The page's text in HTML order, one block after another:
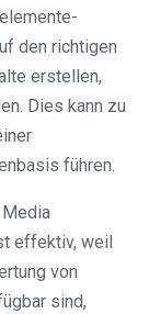
den richtigen
erstellen,
Dies kann zu
führen.
Media
effektiv, weil
von
sind,